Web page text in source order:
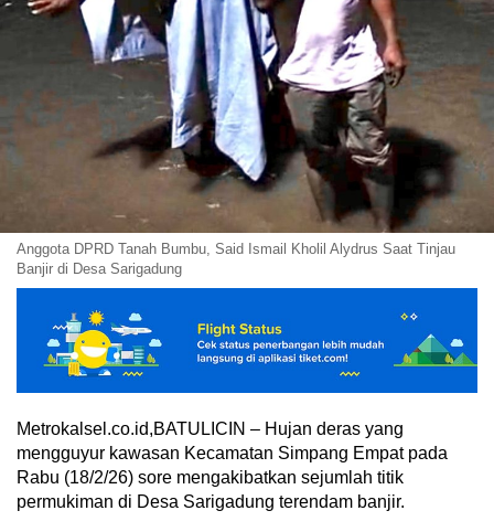
Anggota DPRD Tanah Bumbu, Said Ismail Kholil Alydrus Saat Tinjau
Banjir di Desa Sarigadung
Metrokalsel.co.id,BATULICIN – Hujan deras yang
mengguyur kawasan Kecamatan Simpang Empat pada
Rabu (18/2/26) sore mengakibatkan sejumlah titik
permukiman di Desa Sarigadung terendam banjir.